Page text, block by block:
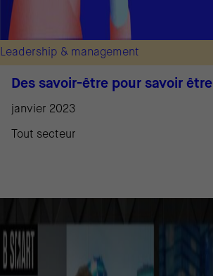
Leadership & management
Des savoir-être pour savoir être
janvier 2023
Tout secteur